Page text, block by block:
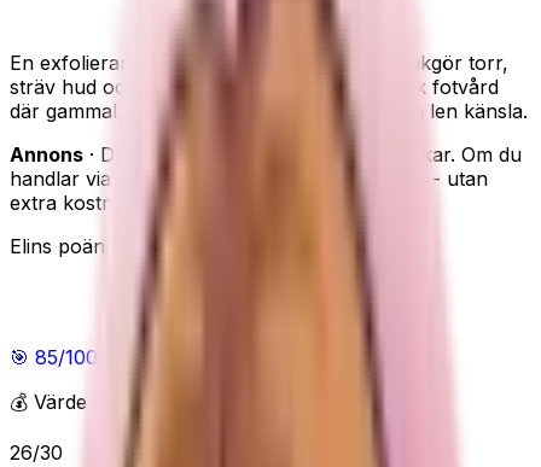
silkeslena fötter
En exfolierande fotmask i sockform som mjukgör torr,
sträv hud och ger silkeslena fötter. Kosmetisk fotvård
där gammal, sträv hud lossnar gradvis för en len känsla.
Annons · Den här sidan innehåller reklamlänkar. Om du
handlar via våra länkar kan vi få en provision - utan
extra kostnad för dig.
Elins poäng
Elins poäng
🎯 85/100
💰 Värde för pengarna
26/30